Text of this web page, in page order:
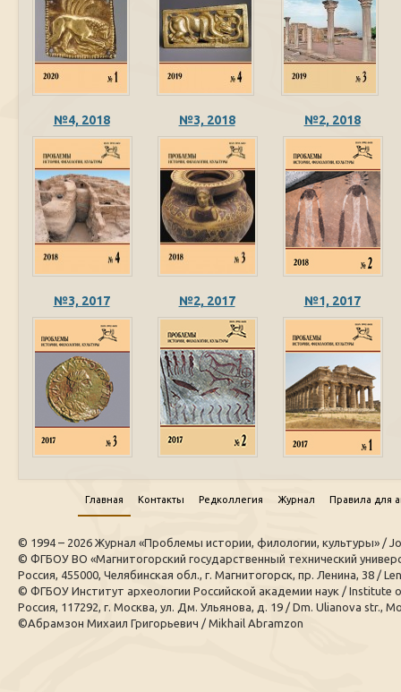
№4, 2018 №3, 2018 №2, 2018
№3, 2017 №2, 2017 №1, 2017
Главная Контакты Редколлегия Журнал Правила для
© 1994 – 2026 Журнал «Проблемы истории, филологии, культуры» /
© ФГБОУ ВО «Магнитогорский государственный технический
Россия, 455000, Челябинская обл., г. Магнитогорск, пр. Ленина, 38 /
© ФГБОУ Институт археологии Российской академии наук / Institute
Россия, 117292, г. Москва, ул. Дм. Ульянова, д. 19 / Dm. Ulianova str.,
©Абрамзон Михаил Григорьевич / Mikhail Abramzon